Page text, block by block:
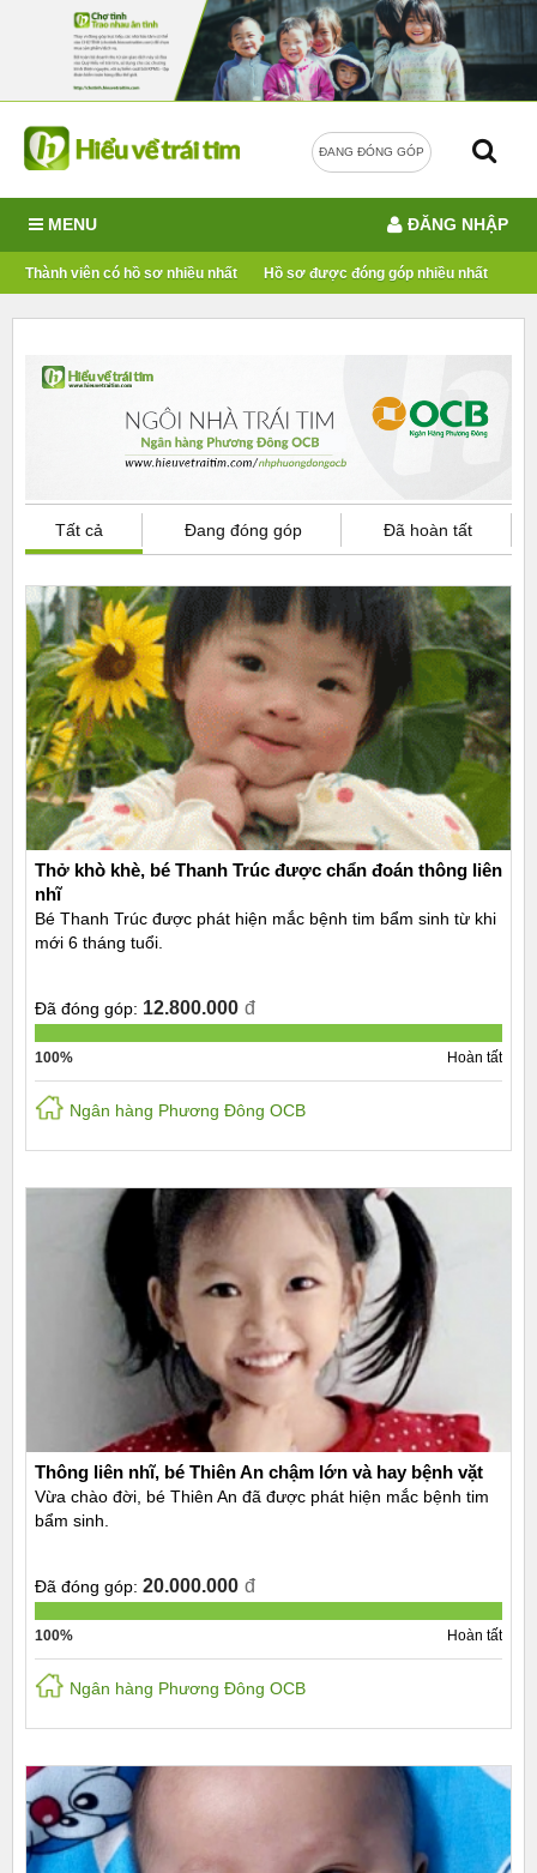
ĐANG ĐÓNG GÓP
MENU
Thành viên có hồ sơ nhiều nhất Hồ sơ được đóng góp nhiều nhất
ĐĂNG NHẬP
Tất cả Đang đóng góp Đã hoàn tất
Thở khò khè, bé Thanh Trúc được chẩn đoán thông liên
nhĩ
Bé Thanh Trúc được phát hiện mắc bệnh tim bẩm sinh từ khi
mới 6 tháng tuổi.
Đã đóng góp: 12.800.000 đ
100% Hoàn tất
Ngân hàng Phương Đông OCB
Thông liên nhĩ, bé Thiên An chậm lớn và hay bệnh vặt
Vừa chào đời, bé Thiên An đã được phát hiện mắc bệnh tim
bẩm sinh.
Đã đóng góp: 20.000.000 đ
100% Hoàn tất
Ngân hàng Phương Đông OCB